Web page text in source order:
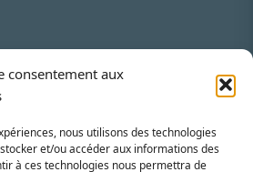
consentement aux
nous utilisons des technologies
et/ou accéder aux informations des
à ces technologies nous permettra de